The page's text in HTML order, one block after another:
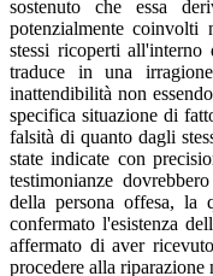
sostenuto che essa
potenzialmente
stessi ricoperti all'interno
traduce in una
inattendibilità non
specifica situazione di
falsità di quanto dagli
state indicate con
testimonianze
della persona offesa, la
confermato l'esistenza
affermato di aver
procedere alla riparazione